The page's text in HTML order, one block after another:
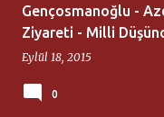
Gençosmanoğlu -
Ziyareti - Milli
Eylül 18, 2015
0